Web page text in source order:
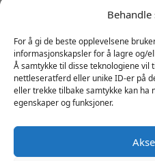
For å gi de beste opplevelsene
informasjonskapsler for å lagre og/
Å samtykke til disse teknologiene vil
nettleseratferd eller unike ID-er på
eller trekke tilbake samtykke kan ha
egenskaper og funksjoner.
Vi er sosiale